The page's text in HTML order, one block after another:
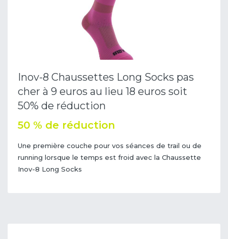
Inov-8 Chaussettes Long Socks pas
cher à 9 euros au lieu 18 euros soit
50% de réduction
50 % de réduction
Une première couche pour vos séances de trail ou de
running lorsque le temps est froid avec la Chaussette
Inov-8 Long Socks